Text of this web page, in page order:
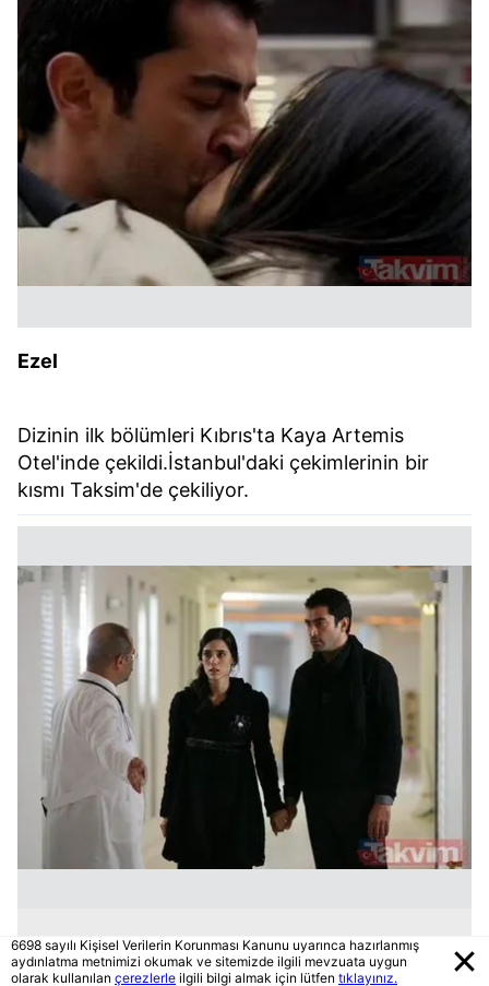
Ezel
Dizinin ilk bölümleri Kıbrıs'ta Kaya Artemis
Otel'inde çekildi.İstanbul'daki çekimlerinin bir
kısmı Taksim'de çekiliyor.
6698 sayılı Kişisel Verilerin Korunması Kanunu uyarınca hazırlanmış
aydınlatma metnimizi okumak ve sitemizde ilgili mevzuata uygun
olarak kullanılan çerezlerle ilgili bilgi almak için lütfen tıklayınız.